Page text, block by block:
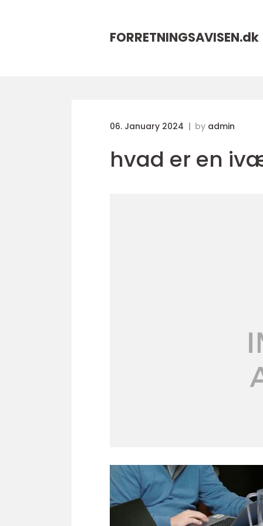
FORRETNINGSAVISEN.dk
06. January 2024 by admin
hvad er en